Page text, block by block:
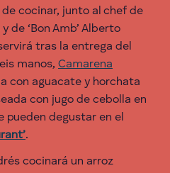
de cocinar, junto al chef de
de ‘Bon Amb’ Alberto
tras la entrega del
manos, Camarena
con aguacate y horchata
con jugo de cebolla en
pueden degustar en el
.
cocinará un arroz